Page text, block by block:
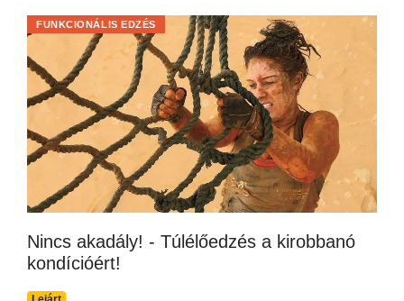
Nincs akadály! - Túlélőedzés a kirobbanó
kondícióért!
FUNKCIONÁLIS EDZÉS